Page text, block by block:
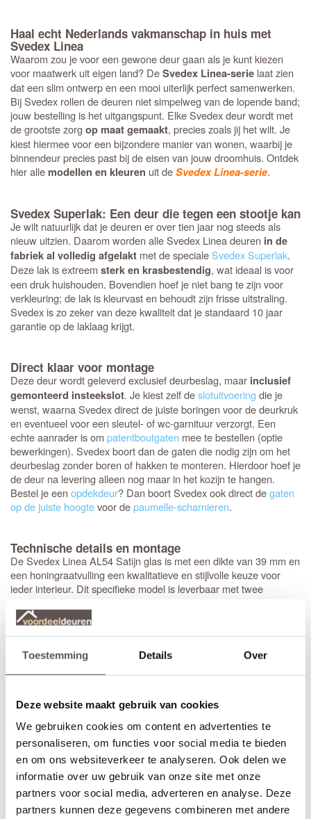
Toestemming Details Over
Deze website maakt gebruik van cookies
We gebruiken cookies om content en advertenties te
personaliseren, om functies voor social media te bieden
en om ons websiteverkeer te analyseren. Ook delen we
informatie over uw gebruik van onze site met onze
partners voor social media, adverteren en analyse. Deze
partners kunnen deze gegevens combineren met andere
Haal echt Nederlands vakmanschap in huis met
Svedex Linea
Waarom zou je voor een gewone deur gaan als je kunt kiezen
voor maatwerk uit eigen land? DeSvedex Linea-serie laat zien
dat een slim ontwerp en een mooi uiterlijk perfect samenwerken.
Bij Svedex rollen de deuren niet simpelweg van de lopende band;
jouw bestelling is het uitgangspunt. Elke Svedex deur wordt met
de grootste zorgop maat gemaakt, precies zoals jij het wilt. Je
kiest hiermee voor een bijzondere manier van wonen, waarbij je
binnendeur precies past bij de eisen van jouw droomhuis. Ontdek
hier alle modellen en kleuren uit deSvedex Linea-serie.
Svedex Superlak: Een deur die tegen een stootje kan
Je wilt natuurlijk dat je deuren er over tien jaar nog steeds als
nieuw uitzien. Daarom worden alle Svedex Linea deuren in de
fabriek al volledig afgelakt met de specialeSvedex Superlak.
Deze lak is extreemsterk en krasbestendig, wat ideaal is voor
een druk huishouden. Bovendien hoef je niet bang te zijn voor
verkleuring; de lak is kleurvast en behoudt zijn frisse uitstraling.
Svedex is zo zeker van deze kwaliteit dat je standaard 10 jaar
garantie op de laklaag krijgt.
Direct klaar voor montage
Deze deur wordt geleverd exclusief deurbeslag, maar inclusief
gemonteerd insteekslot. Je kiest zelf deslotuitvoeringdie je
wenst, waarna Svedex direct de juiste boringen voor de deurkruk
en eventueel voor een sleutel- of wc-garnituur verzorgt. Een
echte aanrader is ompatentboutgaten mee te bestellen (optie
bewerkingen). Svedex boort dan de gaten die nodig zijn om het
deurbeslag zonder boren of hakken te monteren. Hierdoor hoef je
de deur na levering alleen nog maar in het kozijn te hangen.
Bestel je eenopdekdeur? Dan boort Svedex ook direct degaten
op de juiste hoogtevoor depaumelle-scharnieren.
Technische details en montage
De Svedex Linea AL54 Satijn glas is met een dikte van 39 mm en
een honingraatvulling een kwalitatieve en stijlvolle keuze voor
ieder interieur. Dit specifieke model is leverbaar met twee
kiezen dat bij jouw woonstijl past. Je hebt daarbij de keuze tussen
de standaard Svedex
Stompe Svedex deuren zijn altijdarmgeschaafd. Opdekdeuren
standaardhoogte. Bekijk deSvedex montagefilm
Elk modelSvedex-deuris leverbaar in zowel een stompe als
opdekuitvoering, in elke denkbare standaardmaat of afwijkende
afmeting. Het is voor beide uitvoeringen van belang dat je de
juiste draairichting doorgeeft tijdens het bestellen. Doordat
Svedex het slot al in de fabriek infreest, kan de deur niet
omgedraaid worden en is dekeuze tussen links en rechts van
groot belang.